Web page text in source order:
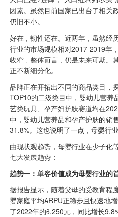
因素。虽然目前国家已出台了相关
仍旧不小。
好在，韧性还在。近两年，虽然经
行业的市场规模相对2017-2019年
收窄，整体而言，仍是未来可期。
正不断细分化。
品牌正在开拓出不同的商品类目，
TOP10的二级类目中，婴幼儿营养
艺类玩具、孕产妇护肤赛道均在
中，婴幼儿营养品和孕产护肤的销
31.8%。这也说明了一点，母婴行业
由现状观趋势，母婴行业在少子化
七大发展趋势：
趋势一：单客价值成为母婴行业的
据报告显示，随着父母的受教育程
婴家庭平均ARPU正稳步且快速地
了2022年的6,250元，同比增长9.8%